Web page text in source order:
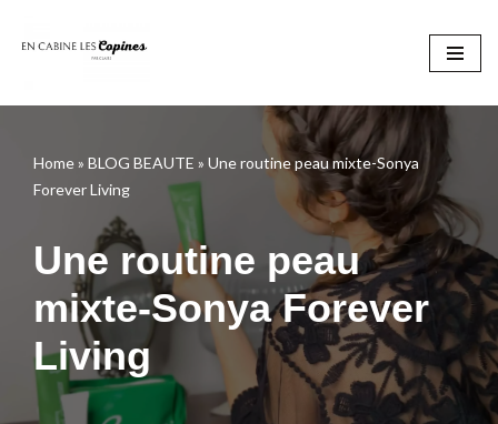
Home» BLOG BEAUTE » Une routine peau mixte-Sonya
Forever Living
Une routine peau
mixte-Sonya Forever
Living